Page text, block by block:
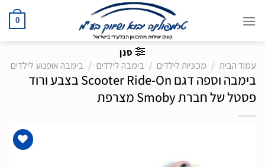
0
סנן
עמוד הבית
/ מכוניות לילדים / בימבה לילדים / בימבה אופנוע לילדים
בימבה וספה דגם Scooter Ride-On בצבע ורוד
פסטל של חברת Smoby מצרפת